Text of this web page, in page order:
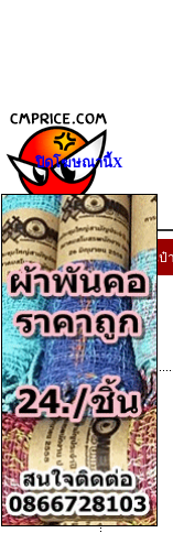
เก็บงานนี้ลงกระเป๋า
ปิดโฆษณานี้X